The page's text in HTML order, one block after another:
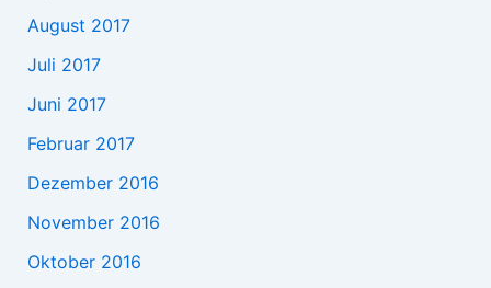
August 2017
Juli 2017
Juni 2017
Februar 2017
Dezember 2016
November 2016
Oktober 2016